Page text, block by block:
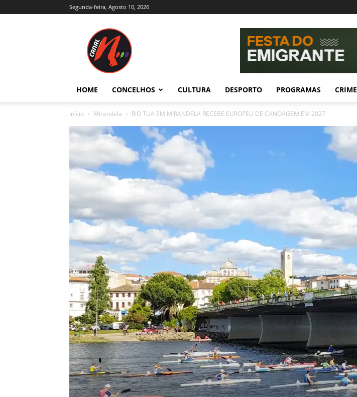
Segunda-feira, Agosto 10, 2026
Trás-
e
Alto
Douro
HOME CONCELHOS CULTURA DESPORTO PROGRAMAS CRIME
Início Mirandela RIO TUA EM MIRANDELA RECEBE EUROPEU DE CANOAGEM EM 2027